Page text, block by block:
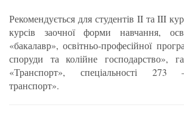
Рекомендується для студентів II та III
курсів заочної форми навчання,
«бакалавр», освітньо-професійної
споруди та колійне господарство»,
«Транспорт», спеціальності 273
транспорт».